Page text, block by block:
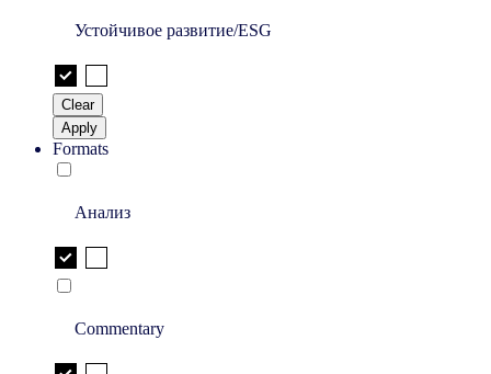
Устойчивое развитие/ESG
Clear
Apply
Formats
Анализ
Commentary